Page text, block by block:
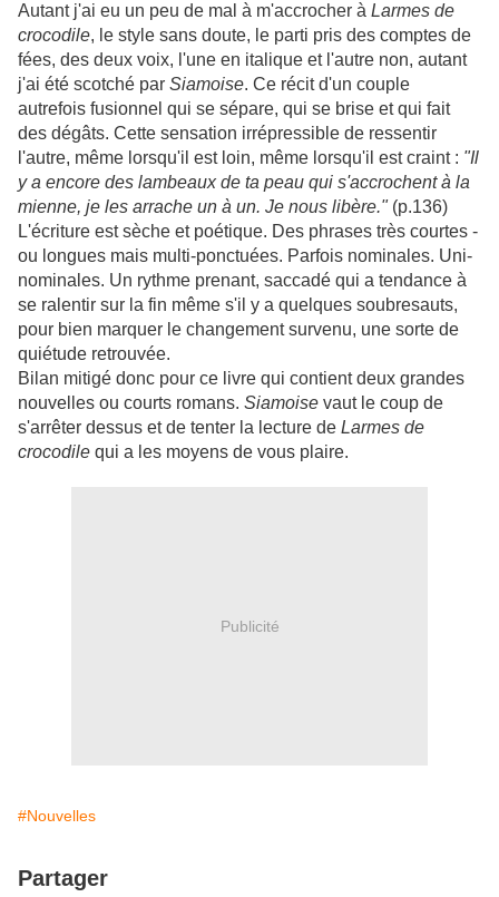
Autant j'ai eu un peu de mal à m'accrocher à Larmes de
crocodile, le style sans doute, le parti pris des comptes de
fées, des deux voix, l'une en italique et l'autre non, autant
j'ai été scotché par Siamoise. Ce récit d'un couple
autrefois fusionnel qui se sépare, qui se brise et qui fait
des dégâts. Cette sensation irrépressible de ressentir
l'autre, même lorsqu'il est loin, même lorsqu'il est craint : "Il
y a encore des lambeaux de ta peau qui s'accrochent à la
mienne, je les arrache un à un. Je nous libère."(p.136)
L'écriture est sèche et poétique. Des phrases très courtes -
ou longues mais multi-ponctuées. Parfois nominales. Uni-
nominales. Un rythme prenant, saccadé qui a tendance à
se ralentir sur la fin même s'il y a quelques soubresauts,
pour bien marquer le changement survenu, une sorte de
quiétude retrouvée.
Bilan mitigé donc pour ce livre qui contient deux grandes
nouvelles ou courts romans. Siamoise vaut le coup de
s'arrêter dessus et de tenter la lecture de Larmes de
crocodile qui a les moyens de vous plaire.
Publicité
#Nouvelles
Partager